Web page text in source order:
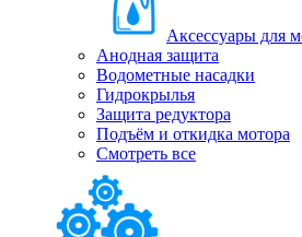
Аксессуары для
Анодная защита
Водометные насадки
Гидрокрылья
Защита редуктора
Подъём и откидка мотора
Смотреть все